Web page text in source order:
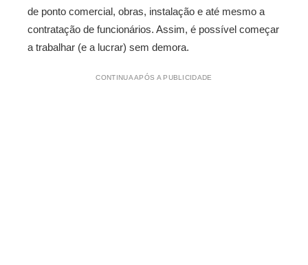
de ponto comercial, obras, instalação e até mesmo a
contratação de funcionários. Assim, é possível começar
a trabalhar (e a lucrar) sem demora.
CONTINUA APÓS A PUBLICIDADE